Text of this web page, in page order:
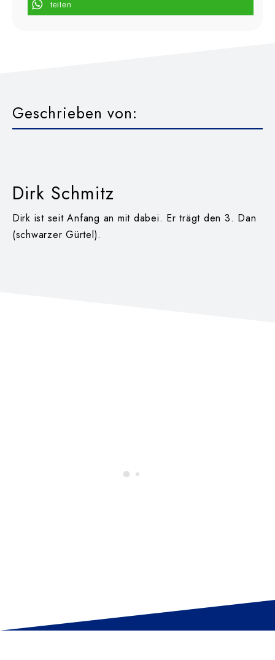
teilen
Geschrieben von:
Dirk Schmitz
Dirk ist seit Anfang an mit dabei. Er trägt den 3. Dan
(schwarzer Gürtel).